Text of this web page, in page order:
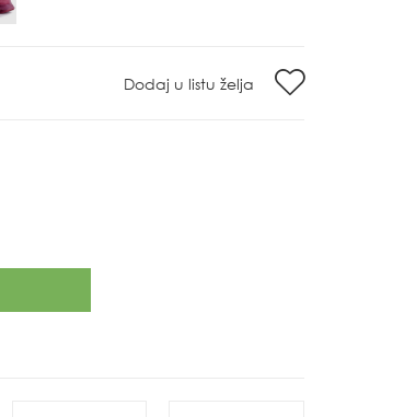
Dodaj u listu želja